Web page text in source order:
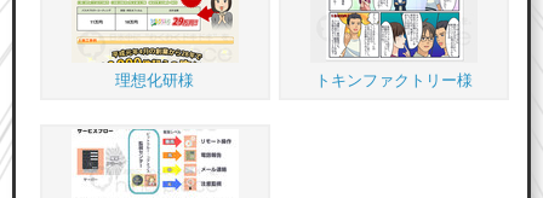
理想化研様 トキンファクトリー様